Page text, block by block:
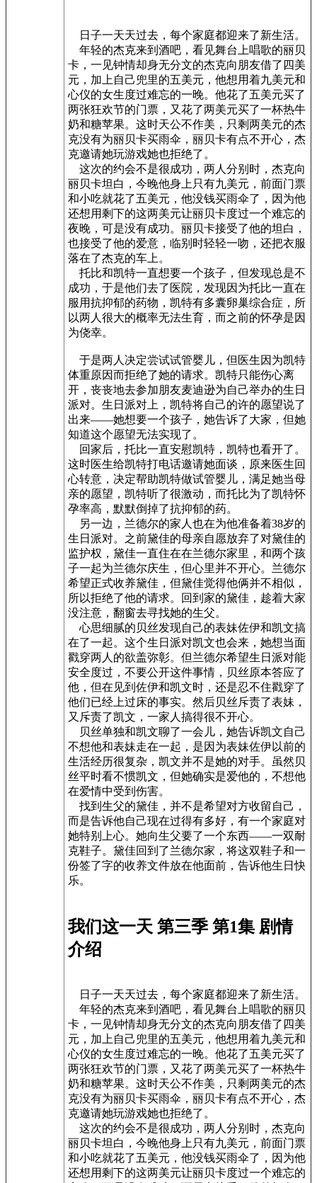
日子一天天过去，每个家庭都迎来了新生活。
年轻的杰克来到酒吧，看见舞台上唱歌的丽贝
卡，一见钟情却身无分文的杰克向朋友借了四美
元，加上自己兜里的五美元，他想用着九美元和
心仪的女生度过难忘的一晚。他花了五美元买了
两张狂欢节的门票，又花了两美元买了一杯热牛
奶和糖苹果。这时天公不作美，只剩两美元的杰
克没有为丽贝卡买雨伞，丽贝卡有点不开心，杰
克邀请她玩游戏她也拒绝了。
这次的约会不是很成功，两人分别时，杰克向
丽贝卡坦白，今晚他身上只有九美元，前面门票
和小吃就花了五美元，他没钱买雨伞了，因为他
还想用剩下的这两美元让丽贝卡度过一个难忘的
夜晚，可是没有成功。丽贝卡接受了他的坦白，
也接受了他的爱意，临别时轻轻一吻，还把衣服
落在了杰克的车上。
托比和凯特一直想要一个孩子，但发现总是不
成功，于是他们去了医院，发现因为托比一直在
服用抗抑郁的药物，凯特有多囊卵巢综合症，所
以两人很大的概率无法生育，而之前的怀孕是因
为侥幸。
于是两人决定尝试试管婴儿，但医生因为凯特
体重原因而拒绝了她的请求。凯特只能伤心离
开，丧丧地去参加朋友麦迪逊为自己举办的生日
派对。生日派对上，凯特将自己的许的愿望说了
出来——她想要一个孩子，她告诉了大家，但她
知道这个愿望无法实现了。
回家后，托比一直安慰凯特，凯特也看开了。
这时医生给凯特打电话邀请她面谈，原来医生回
心转意，决定帮助凯特做试管婴儿，满足她当母
亲的愿望，凯特听了很激动，而托比为了凯特怀
孕率高，默默倒掉了抗抑郁的药。
另一边，兰德尔的家人也在为他准备着38岁的
生日派对。之前黛佳的母亲自愿放弃了对黛佳的
监护权，黛佳一直住在在兰德尔家里，和两个孩
子一起为兰德尔庆生，但心里并不开心。兰德尔
希望正式收养黛佳，但黛佳觉得他俩并不相似，
所以拒绝了他的请求。回到家的黛佳，趁着大家
没注意，翻窗去寻找她的生父。
心思细腻的贝丝发现自己的表妹佐伊和凯文搞
在了一起。这个生日派对凯文也会来，她想当面
戳穿两人的欲盖弥彰。但兰德尔希望生日派对能
安全度过，不要公开这件事情，贝丝原本答应了
他，但在见到佐伊和凯文时，还是忍不住戳穿了
他们已经上过床的事实。然后贝丝斥责了表妹，
又斥责了凯文，一家人搞得很不开心。
贝丝单独和凯文聊了一会儿，她告诉凯文自己
不想他和表妹走在一起，是因为表妹佐伊以前的
生活经历很复杂，凯文并不是她的对手。虽然贝
丝平时看不惯凯文，但她确实是爱他的，不想他
在爱情中受到伤害。
找到生父的黛佳，并不是希望对方收留自己，
而是告诉他自己现在过得有多好，有一个家庭对
她特别上心。她向生父要了一个东西——一双耐
克鞋子。黛佳回到了兰德尔家，将这双鞋子和一
份签了字的收养文件放在他面前，告诉他生日快
乐。
我们这一天 第三季 第1集 剧情
介绍
日子一天天过去，每个家庭都迎来了新生活。
年轻的杰克来到酒吧，看见舞台上唱歌的丽贝
卡，一见钟情却身无分文的杰克向朋友借了四美
元，加上自己兜里的五美元，他想用着九美元和
心仪的女生度过难忘的一晚。他花了五美元买了
两张狂欢节的门票，又花了两美元买了一杯热牛
奶和糖苹果。这时天公不作美，只剩两美元的杰
克没有为丽贝卡买雨伞，丽贝卡有点不开心，杰
克邀请她玩游戏她也拒绝了。
这次的约会不是很成功，两人分别时，杰克向
丽贝卡坦白，今晚他身上只有九美元，前面门票
和小吃就花了五美元，他没钱买雨伞了，因为他
还想用剩下的这两美元让丽贝卡度过一个难忘的